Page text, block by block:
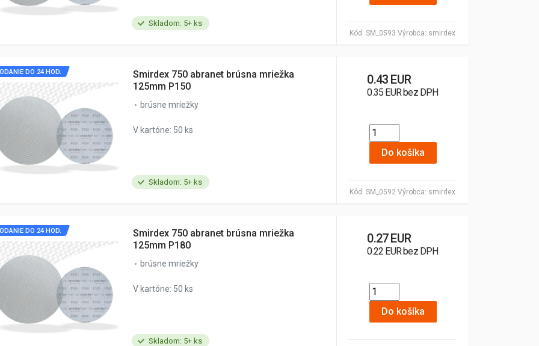
Skladom: 5+ ks
Kód: SM_0593 Výrobca: smirdex
Skladom: 5+ ks
Kód: SM_0592 Výrobca: smirdex
DO 24 HOD.
Smirdex 750 abranet brúsna mriežka
125mm P150
brúsne mriežky
V kartóne: 50 ks
0.43 EUR
0.35 EUR bez DPH
Do košíka
Skladom: 5+ ks
DO 24 HOD.
Smirdex 750 abranet brúsna mriežka
125mm P180
brúsne mriežky
V kartóne: 50 ks
0.27 EUR
0.22 EUR bez DPH
Do košíka